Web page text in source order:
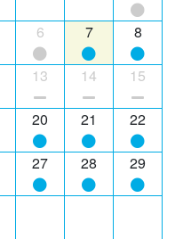
6 7 8
13 14 15
20 21 22
27 28 29